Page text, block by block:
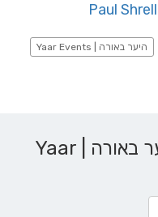
היער באורה | Yaar Events
מפה והוראות הגעה - היער באורה | Yaar